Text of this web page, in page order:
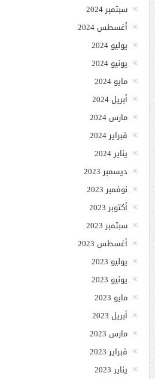
سبتمبر 2024
أغسطس 2024
يوليو 2024
يونيو 2024
مايو 2024
أبريل 2024
مارس 2024
فبراير 2024
يناير 2024
ديسمبر 2023
نوفمبر 2023
أكتوبر 2023
سبتمبر 2023
أغسطس 2023
يوليو 2023
يونيو 2023
مايو 2023
أبريل 2023
مارس 2023
فبراير 2023
يناير 2023